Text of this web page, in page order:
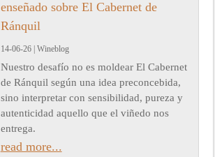
enseñado sobre El Cabernet de
Ránquil
14-06-26| Wineblog
Nuestro desafío no es moldear El Cabernet
de Ránquil según una idea preconcebida,
sino interpretar con sensibilidad, pureza y
autenticidad aquello que el viñedo nos
entrega.
read more...